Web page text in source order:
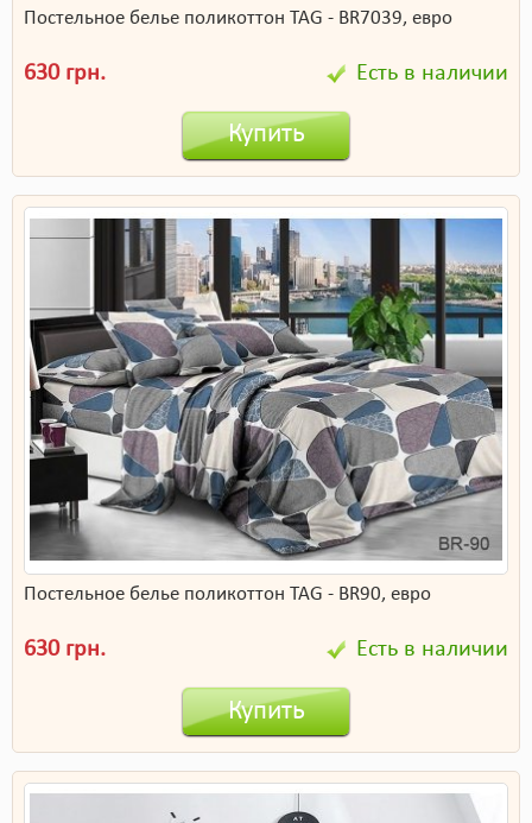
Постельное белье поликоттон TAG - BR7039, евро
630 грн. Есть в наличии
Купить
Постельное белье поликоттон TAG - BR90, евро
630 грн. Есть в наличии
Купить